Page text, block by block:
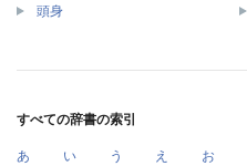
頭身
すべての辞書の索引
あ い う え お